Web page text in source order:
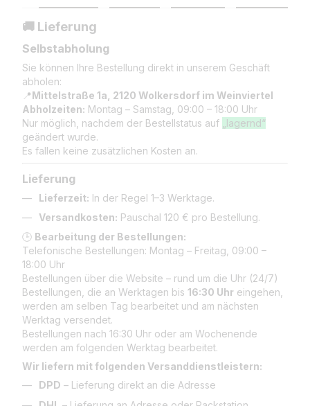
🚚 Lieferung
Selbstabholung
Sie können Ihre Bestellung direkt in unserem Geschäft
abholen:
📍Mittelstraße 1a, 2120 Wolkersdorf im Weinviertel
Abholzeiten: Montag – Samstag, 09:00 – 18:00 Uhr
Nur möglich, nachdem der Bestellstatus auf
„lagernd“
geändert wurde.
Es fallen keine zusätzlichen Kosten an.
Lieferung
Lieferzeit: In der Regel 1–3 Werktage.
Versandkosten: Pauschal 120 € pro Bestellung.
🕒 Bearbeitung der Bestellungen:
Telefonische Bestellungen: Montag – Freitag, 09:00 –
18:00 Uhr
Bestellungen über die Website – rund um die Uhr (24/7)
Bestellungen, die an Werktagen bis 16:30 Uhr eingehen,
werden am selben Tag bearbeitet und am nächsten
Werktag versendet.
Bestellungen nach 16:30 Uhr oder am Wochenende
werden am folgenden Werktag bearbeitet.
Wir liefern mit folgenden Versanddienstleistern:
DPD – Lieferung direkt an die Adresse